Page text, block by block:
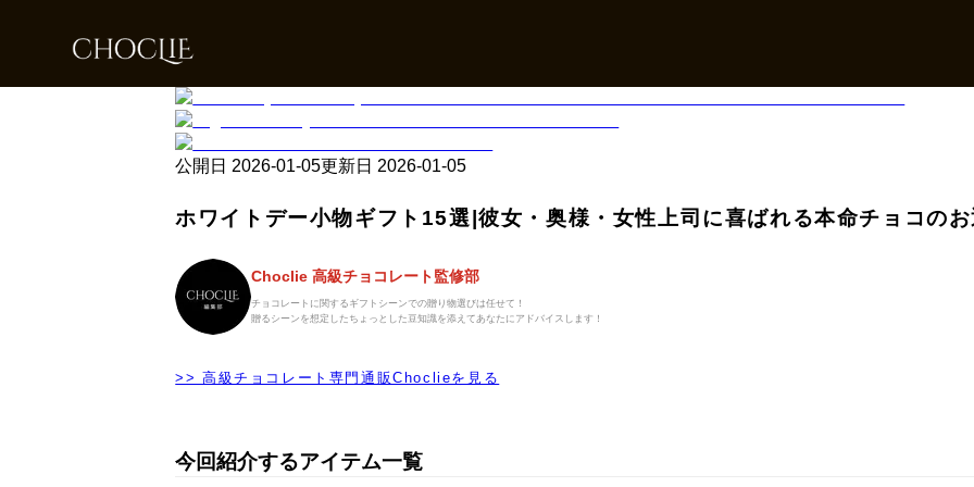
公開日 2026-01-05更新日 2026-01-05
ホワイトデー小物ギフト15選|彼女・奥様・女性上司に喜ばれる本命チョコの
Choclie 高級チョコレート監修部
チョコレートに関するギフトシーンでの贈り物選びは任せて！
贈るシーンを想定したちょっとした豆知識を添えてあなたにアドバイスします！
>> 高級チョコレート専門通販Choclieを見る
今回紹介するアイテム一覧